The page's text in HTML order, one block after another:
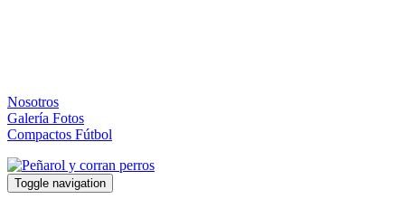
Nosotros
Galería Fotos
Compactos Fútbol
Toggle navigation